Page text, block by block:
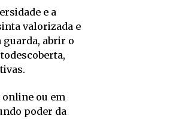
e a
valorizada e
guarda, abrir o
online ou em
poder da